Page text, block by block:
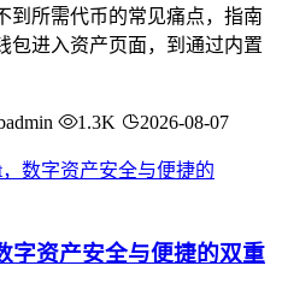
到所需代币的常见痛点，指南
包进入资产页面，到通过内置
1.3K 2026-08-07
字资产安全与便捷的双重